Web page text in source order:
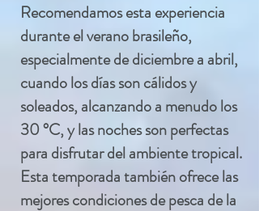
Recomendamos esta experiencia
durante el verano brasileño,
especialmente de diciembre a abril,
cuando los días son cálidos y
soleados, alcanzando a menudo los
30 °C, y las noches son perfectas
para disfrutar del ambiente tropical.
Esta temporada también ofrece las
mejores condiciones de pesca de la